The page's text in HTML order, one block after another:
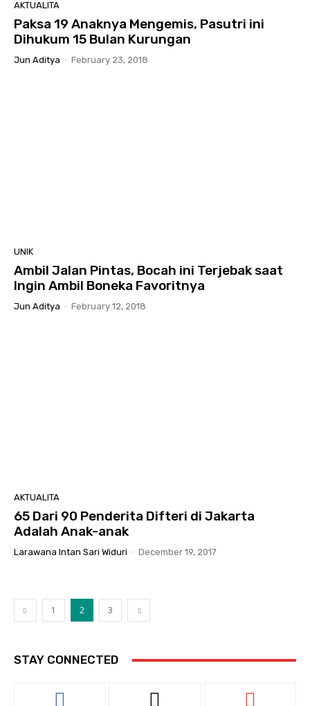
AKTUALITA
Paksa 19 Anaknya Mengemis, Pasutri ini
Dihukum 15 Bulan Kurungan
Jun Aditya - February 23, 2018
UNIK
Ambil Jalan Pintas, Bocah ini Terjebak saat
Ingin Ambil Boneka Favoritnya
Jun Aditya - February 12, 2018
AKTUALITA
65 Dari 90 Penderita Difteri di Jakarta
Adalah Anak-anak
Larawana Intan Sari Widuri - December 19, 2017
1 2 3
STAY CONNECTED